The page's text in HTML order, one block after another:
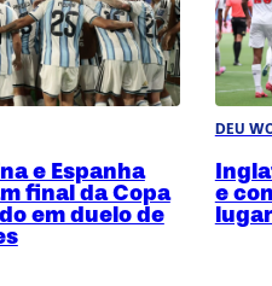
e Espanha
final da Copa
em duelo de
DEU
e
lugar